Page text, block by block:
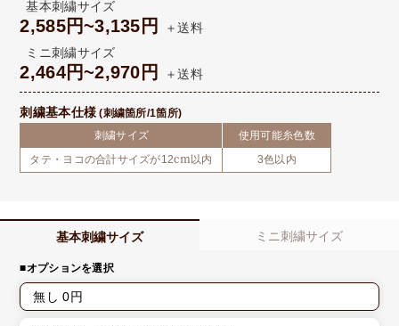
基本刺繍サイズ
2,585円~3,135円
＋送料
ミニ刺繍サイズ
2,464円~2,970円 ＋送料
刺繍基本仕様 (刺繍箇所/1箇所)
刺繍サイズ
使用可能糸色数
タテ・ヨコの合計サイズが12cm以内
3色以内
基本刺繍サイズ ミニ刺繍サイズ
■オプションを選択
無し 0円